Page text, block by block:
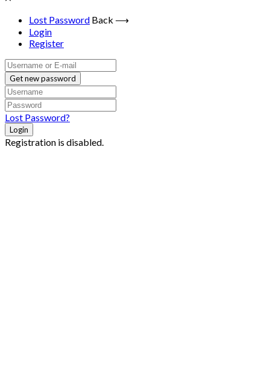
Lost Password Back ⟶
Login
Register
Get new password
Lost Password?
Login
Registration is disabled.